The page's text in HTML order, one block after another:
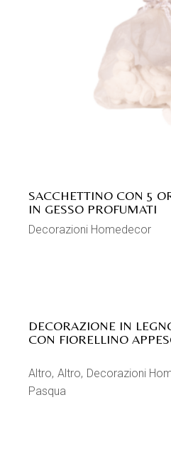
SACCHETTINO CON 5
IN GESSO PROFUMATI
Decorazioni Homedecor
DECORAZIONE IN
CON FIORELLINO
Altro Altro Decorazioni
Pasqua